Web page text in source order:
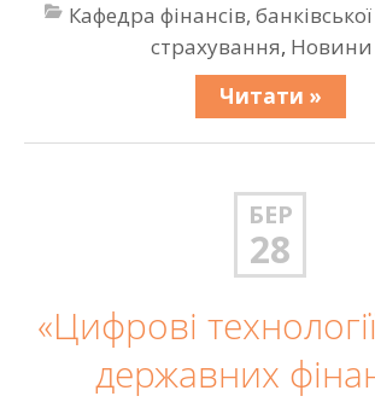
Кафедра фінансів,
страхування, Новини
Читати »
БЕР
28
«Цифрові
державних